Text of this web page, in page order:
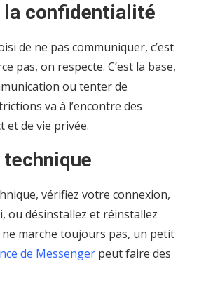
la confidentialité
de ne pas communiquer, c’est
pas, on respecte. C’est la base,
ou tenter de
va à l’encontre des
et de vie privée.
vérifiez votre connexion,
ou désinstallez et réinstallez
ne marche toujours pas, un petit
de Messenger peut faire des